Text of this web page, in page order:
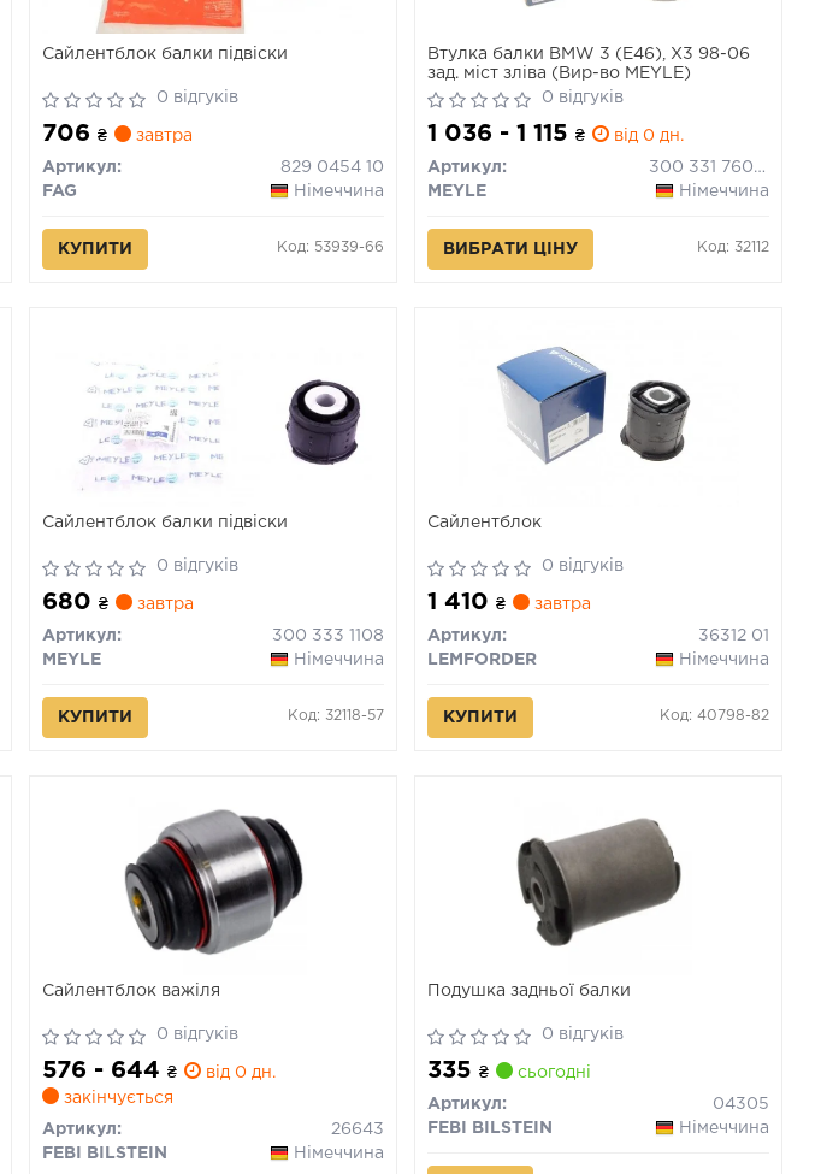
Сайлентблок балки підвіски
0 відгуків
706₴ завтра
Артикул:
829 0454 10
FAG
Німеччина
КУПИТИ Код: 53939-66
Втулка балки BMW 3 (E46), X3 98-06
зад. міст зліва (Вир-во MEYLE)
0 відгуків
1 036 - 1 115₴ від 0 дн.
Артикул:
300 331 7601/HD
MEYLE
Німеччина
ВИБРАТИ ЦІНУ Код: 32112
Сайлентблок балки підвіски
0 відгуків
680₴ завтра
Артикул:
300 333 1108
MEYLE
Німеччина
КУПИТИ Код: 32118-57
Сайлентблок
0 відгуків
1 410₴ завтра
Артикул:
36312 01
LEMFORDER
Німеччина
КУПИТИ Код: 40798-82
Сайлентблок важіля
0 відгуків
576 - 644₴
від 0 дн.
закінчується
Артикул:
26643
FEBI BILSTEIN
Німеччина
Подушка задньої балки
0 відгуків
335₴ сьогодні
Артикул:
04305
FEBI BILSTEIN
Німеччина